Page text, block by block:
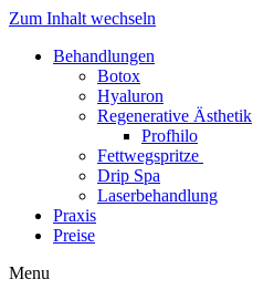
Zum Inhalt wechseln
Behandlungen
Botox
Hyaluron
Regenerative Ästhetik
Profhilo
Fettwegspritze
Drip Spa
Laserbehandlung
Praxis
Preise
Menu